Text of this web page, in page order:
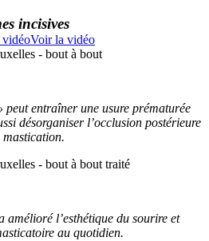
incisives
Voir la vidéo
entraîner une usure prématurée
désorganiser l’occlusion postérieure
mastication.
l’esthétique du sourire et
au quotidien.